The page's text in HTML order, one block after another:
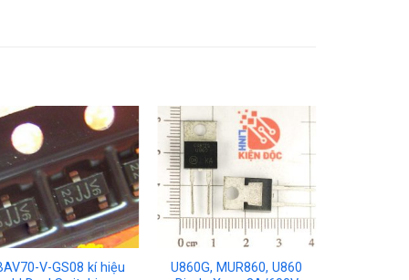
V-GS08 kí hiệu
U860G, MUR860, U860